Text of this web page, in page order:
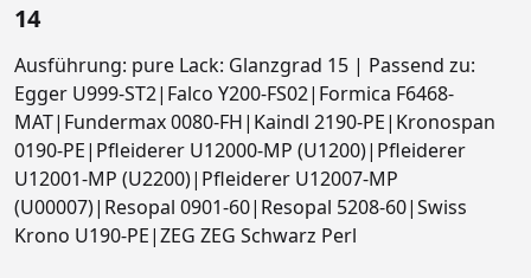
14
Ausführung: pure Lack: Glanzgrad 15 | Passend zu:
Egger U999-ST2|Falco Y200-FS02|Formica F6468-
MAT|Fundermax 0080-FH|Kaindl 2190-PE|Kronospan
0190-PE|Pfleiderer U12000-MP (U1200)|Pfleiderer
U12001-MP (U2200)|Pfleiderer U12007-MP
(U00007)|Resopal 0901-60|Resopal 5208-60|Swiss
Krono U190-PE|ZEG ZEG Schwarz Perl